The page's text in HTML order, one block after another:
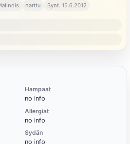
narttu Synt. 15.6.2012
Hampaat
no info
Allergiat
no info
Sydän
no info